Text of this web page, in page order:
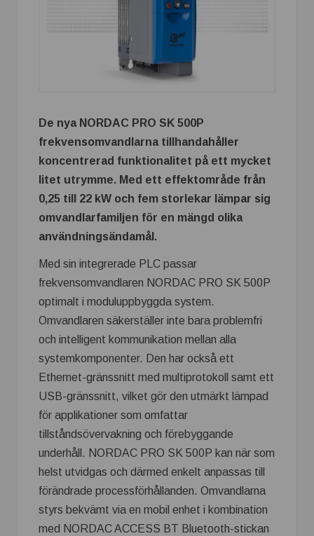
De nya NORDAC PRO SK 500P
frekvensomvandlarna tillhandahåller
koncentrerad funktionalitet på ett mycket
litet utrymme. Med ett effektområde från
0,25 till 22 kW och fem storlekar lämpar sig
omvandlarfamiljen för en mängd olika
användningsändamål.
Med sin integrerade PLC passar
frekvensomvandlaren NORDAC PRO SK 500P
optimalt i moduluppbyggda system.
Omvandlaren säkerställer inte bara problemfri
och intelligent kommunikation mellan alla
systemkomponenter. Den har också ett
Ethernet-gränssnitt med multiprotokoll samt ett
USB-gränssnitt, vilket gör den utmärkt lämpad
för applikationer som omfattar
tillståndsövervakning och förebyggande
underhåll. NORDAC PRO SK 500P kan när som
helst utvidgas och därmed enkelt anpassas till
förändrade processförhållanden. Omvandlarna
styrs bekvämt via en mobil enhet i kombination
med NORDAC ACCESS BT Bluetooth-stickan